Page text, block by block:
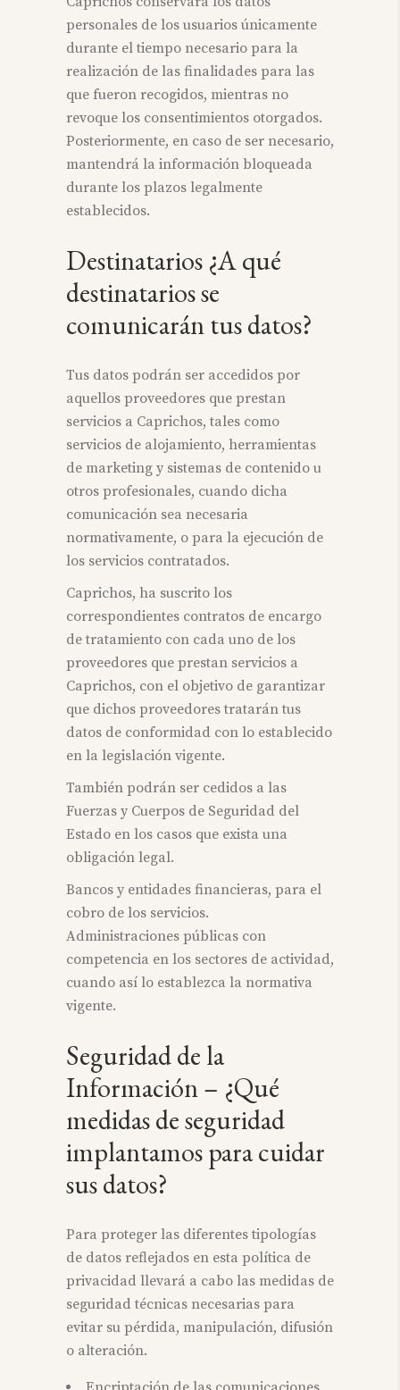
personales de los usuarios únicamente
durante el tiempo necesario para la
realización de las finalidades para las
que fueron recogidos, mientras no
revoque los consentimientos otorgados.
Posteriormente, en caso de ser necesario,
mantendrá la información bloqueada
durante los plazos legalmente
establecidos.
Destinatarios ¿A qué
destinatarios se
comunicarán tus datos?
Tus datos podrán ser accedidos por
aquellos proveedores que prestan
servicios a Caprichos, tales como
servicios de alojamiento, herramientas
de marketing y sistemas de contenido u
otros profesionales, cuando dicha
comunicación sea necesaria
normativamente, o para la ejecución de
los servicios contratados.
Caprichos, ha suscrito los
correspondientes contratos de encargo
de tratamiento con cada uno de los
proveedores que prestan servicios a
Caprichos, con el objetivo de garantizar
que dichos proveedores tratarán tus
datos de conformidad con lo establecido
en la legislación vigente.
También podrán ser cedidos a las
Fuerzas y Cuerpos de Seguridad del
Estado en los casos que exista una
obligación legal.
Bancos y entidades financieras, para el
cobro de los servicios.
Administraciones públicas con
competencia en los sectores de actividad,
cuando así lo establezca la normativa
vigente.
Seguridad de la
Información – ¿Qué
medidas de seguridad
implantamos para cuidar
sus datos?
Para proteger las diferentes tipologías
de datos reflejados en esta política de
privacidad llevará a cabo las medidas de
seguridad técnicas necesarias para
evitar su pérdida, manipulación, difusión
o alteración.